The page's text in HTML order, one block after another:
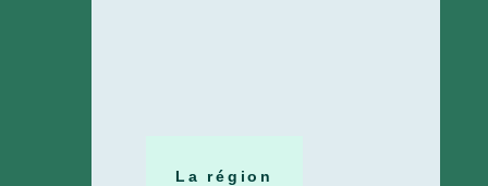
La région